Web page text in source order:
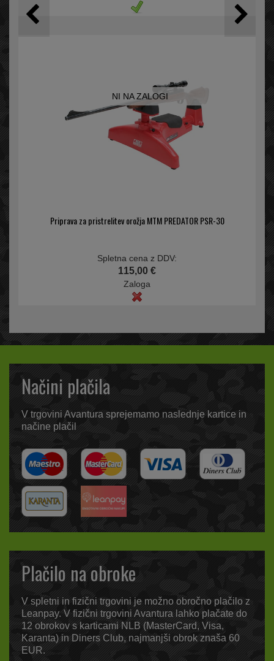
NI NA ZALOGI
Priprava za pristrelitev orožja MTM PREDATOR PSR-30
Spletna cena z DDV:
115,00 €
Zaloga
Načini plačila
V trgovini Avantura sprejemamo naslednje kartice in
načine plačil
Plačilo na obroke
V spletni in fizični trgovini je možno obročno plačilo z
Leanpay. V fizični trgovini Avantura lahko plačate do
12 obrokov s karticami NLB (MasterCard, Visa,
Karanta) in Diners Club, najmanjši obrok znaša 60
EUR.